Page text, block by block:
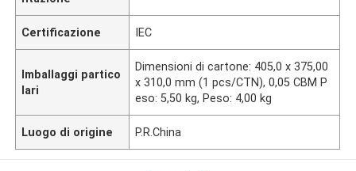
Certificazione IEC
Imballaggi partico
lari
Dimensioni di cartone: 405,0 x 375,00
x 310,0 mm (1 pcs/CTN), 0,05 CBM P
eso: 5,50 kg, Peso: 4,00 kg
Luogo di origine P.R.China